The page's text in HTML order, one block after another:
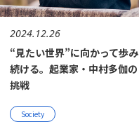
2024.12.26
“見たい世界”に向かって歩み
続ける。起業家・中村多伽の
挑戦
Society